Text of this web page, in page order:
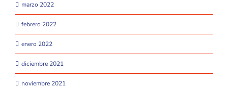
marzo 2022
febrero 2022
enero 2022
diciembre 2021
noviembre 2021